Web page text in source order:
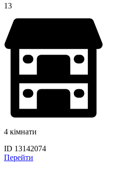
13
4 кімнати
ID 13142074
Перейти